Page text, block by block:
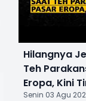
Hilangnya
Teh
Eropa, Kini
Senin 03 Agu